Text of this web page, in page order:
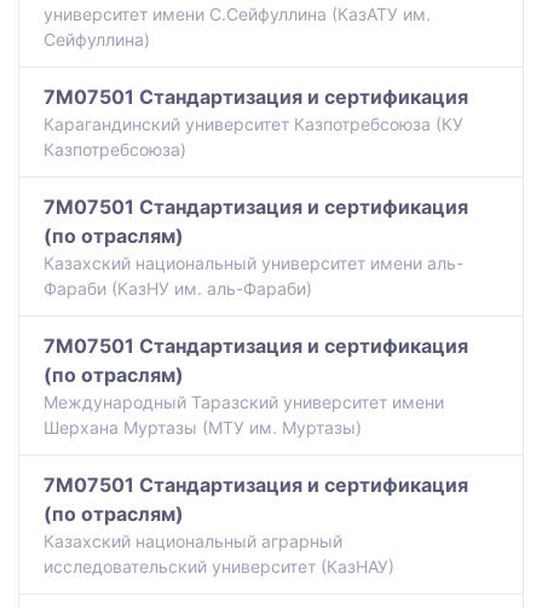
университет имени С.Сейфуллина (КазАТУ им.
Сейфуллина)
7M07501 Стандартизация и сертификация
Карагандинский университет Казпотребсоюза (КУ
Казпотребсоюза)
7M07501 Стандартизация и сертификация
(по отраслям)
Казахский национальный университет имени аль-
Фараби (КазНУ им. аль-Фараби)
7M07501 Стандартизация и сертификация
(по отраслям)
Международный Таразский университет имени
Шерхана Муртазы (МТУ им. Муртазы)
7M07501 Стандартизация и сертификация
(по отраслям)
Казахский национальный аграрный
исследовательский университет (КазНАУ)